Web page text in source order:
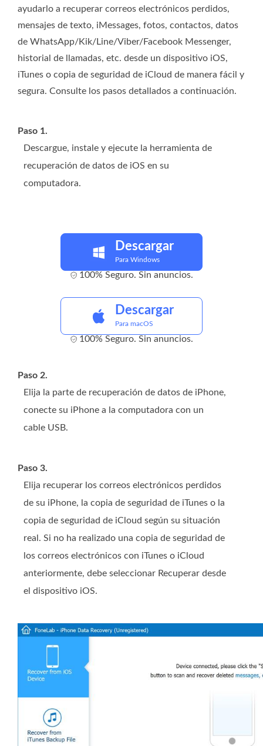
ayudarlo a recuperar correos electrónicos perdidos,
mensajes de texto, iMessages, fotos, contactos, datos
de WhatsApp/Kik/Line/Viber/Facebook Messenger,
historial de llamadas, etc. desde un dispositivo iOS,
iTunes o copia de seguridad de iCloud de manera fácil y
segura. Consulte los pasos detallados a continuación.
Paso 1.
Descargue, instale y ejecute la herramienta de
recuperación de datos de iOS en su
computadora.
Descargar
Para Windows
100% Seguro. Sin anuncios.
Descargar
Para macOS
100% Seguro. Sin anuncios.
Paso 2.
Elija la parte de recuperación de datos de iPhone,
conecte su iPhone a la computadora con un
cable USB.
Paso 3.
Elija recuperar los correos electrónicos perdidos
de su iPhone, la copia de seguridad de iTunes o la
copia de seguridad de iCloud según su situación
real. Si no ha realizado una copia de seguridad de
los correos electrónicos con iTunes o iCloud
anteriormente, debe seleccionar Recuperar desde
el dispositivo iOS.